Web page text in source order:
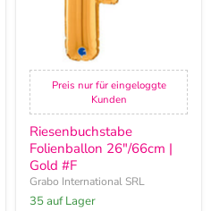
Preis nur für eingeloggte
Kunden
Riesenbuchstabe
Folienballon 26"/66cm |
Gold #F
Grabo International SRL
35 auf Lager